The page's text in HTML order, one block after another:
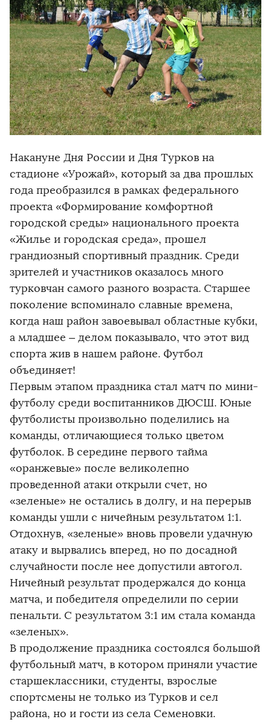
Накануне Дня России и Дня Турков на
стадионе «Урожай», который за два прошлых
года преобразился в рамках федерального
проекта «Формирование комфортной
городской среды» национального проекта
«Жилье и городская среда», прошел
грандиозный спортивный праздник. Среди
зрителей и участников оказалось много
турковчан самого разного возраста. Старшее
поколение вспоминало славные времена,
когда наш район завоевывал областные кубки,
а младшее – делом показывало, что этот вид
спорта жив в нашем районе. Футбол
объединяет!
Первым этапом праздника стал матч по мини-
футболу среди воспитанников ДЮСШ. Юные
футболисты произвольно поделились на
команды, отличающиеся только цветом
футболок. В середине первого тайма
«оранжевые» после великолепно
проведенной атаки открыли счет, но
«зеленые» не остались в долгу, и на перерыв
команды ушли с ничейным результатом 1:1.
Отдохнув, «зеленые» вновь провели удачную
атаку и вырвались вперед, но по досадной
случайности после нее допустили автогол.
Ничейный результат продержался до конца
матча, и победителя определили по серии
пенальти. С результатом 3:1 им стала команда
«зеленых».
В продолжение праздника состоялся большой
футбольный матч, в котором приняли участие
старшеклассники, студенты, взрослые
спортсмены не только из Турков и сел
района, но и гости из села Семеновки.